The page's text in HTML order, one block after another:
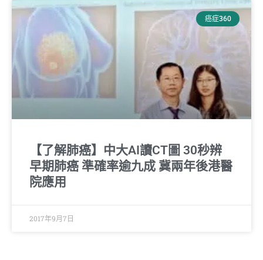
癌症360
【了解肺癌】中大AI讀CT圖 30秒辨
早期肺癌 準確率逾九成 冀兩年後港醫
院應用
2017年9月7日